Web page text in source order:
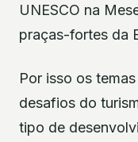
UNESCO na
praças-fortes da
Por isso os
desafios do
tipo de